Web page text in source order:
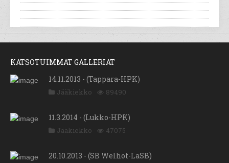
KATSOTUIMMAT GALLERIAT
14.11.2013 - (Tappara-HPK)
Jääkiekko 89490
11.3.2014 - (Lukko-HPK)
Jääkiekko 47075
20.10.2013 - (SB Welhot-LaSB)